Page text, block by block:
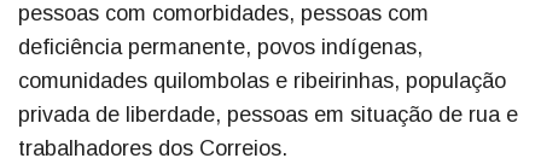
pessoas com comorbidades, pessoas com
deficiência permanente, povos indígenas,
comunidades quilombolas e ribeirinhas, população
privada de liberdade, pessoas em situação de rua e
trabalhadores dos Correios.